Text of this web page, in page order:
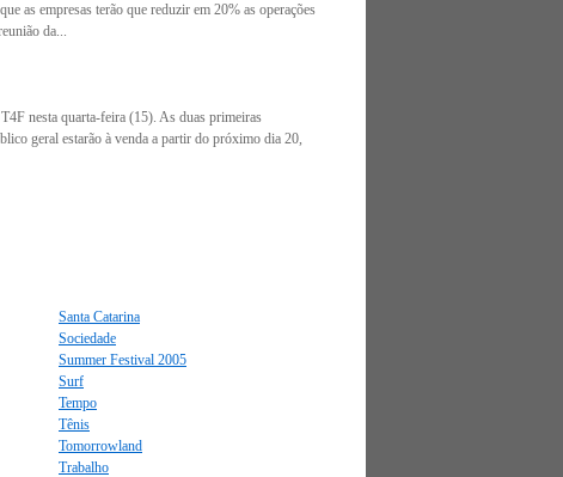
as empresas terão que reduzir em 20% as operações
da...
nesta quarta-feira (15). As duas primeiras
geral estarão à venda a partir do próximo dia 20,
Santa Catarina
Sociedade
Summer Festival 2005
Surf
Tempo
Tênis
Tomorrowland
Trabalho